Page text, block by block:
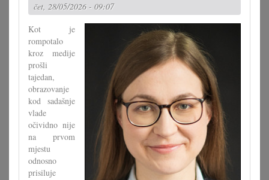
čet, 28/05/2026 - 09:07
Kot je
rompotalo
kroz medije
prošli
tajedan,
obrazovanje
kod sadašnje
vlade
očividno nije
na prvom
mjestu
odnosno
prisiluje